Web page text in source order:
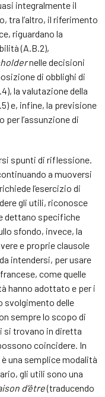
integralmente il
tra l’altro, il riferimento
riguardano la
(A.B.2),
nelle decisioni
di obblighi di
la valutazione della
e, infine, la previsione
l’assunzione di
spunti di riflessione.
a muoversi
l’esercizio di
gli utili, riconosce
dettano specifiche
sfondo, invece, la
e proprie clausole
intendersi, per usare
francese, come quelle
hanno adottato e per i
svolgimento delle
sempre lo scopo di
si trovano in diretta
coincidere. In
è una semplice modalità
gli utili sono una
d’être(traducendo